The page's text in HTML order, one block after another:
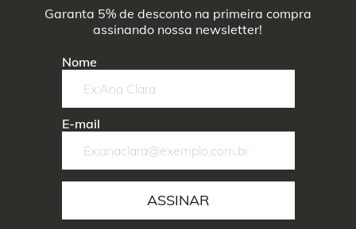
Garanta 5% de desconto na primeira compra
assinando nossa newsletter!
Nome
E-mail
ASSINAR